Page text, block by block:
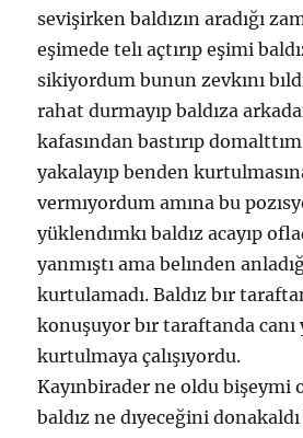
sevişirken baldızın aradığı
eşimede telı açtırıp eşimi
sikiyordum bunun zevkını
rahat durmayıp baldıza
kafasından bastırıp
yakalayıp benden
vermıyordum amına bu
yüklendımkı baldız acayıp
yanmıştı ama belınden
kurtulamadı. Baldız bır
konuşuyor bır taraftanda canı
kurtulmaya çalışıyordu.
Kayınbirader ne oldu bişeymi
baldız ne dıyeceğini donakaldı